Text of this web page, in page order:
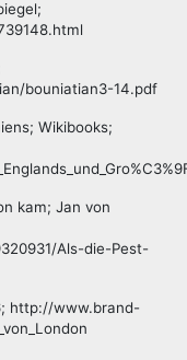
bouniatian3-14.pdf
Wikibooks;
kam; Jan von
Als-die-Pest-
http://www.brand-